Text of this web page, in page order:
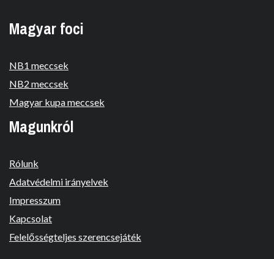
Magyar foci
NB1 meccsek
NB2 meccsek
Magyar kupa meccsek
Magunkról
Rólunk
Adatvédelmi irányelvek
Impresszum
Kapcsolat
Felelősségteljes szerencsejáték